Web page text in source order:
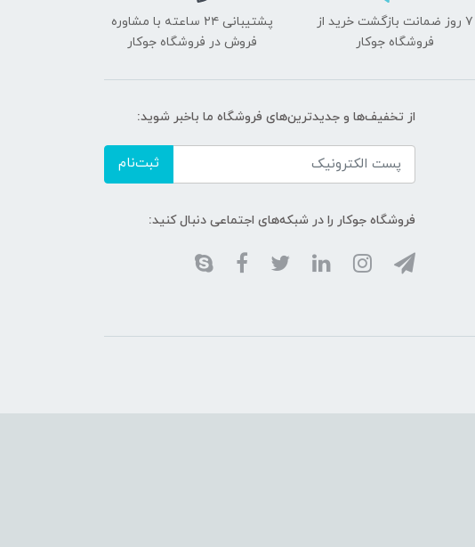
۷ روز ضمانت بازگشت خرید از
فروشگاه جوکار
پشتیبانی ۲۴ ساعته با مشاوره
فروش در فروشگاه جوکار
از تخفیف‌ها و جدیدترین‌های فروشگاه ما باخبر شوید:
ثبت‌نام
فروشگاه جوکار را در شبکه‌های اجتماعی دنبال کنید: